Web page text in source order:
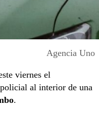
Agencia Uno
viernes el
al interior de una
.